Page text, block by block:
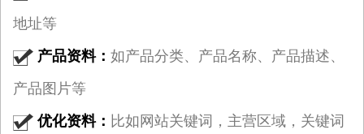
地址等
产品资料： 如产品分类、产品名称、产品描述、
产品图片等
优化资料： 比如网站关键词，主营区域，关键词